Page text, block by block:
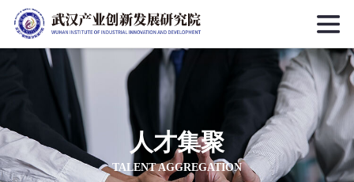
人才集聚
TALENT AGGREGATION